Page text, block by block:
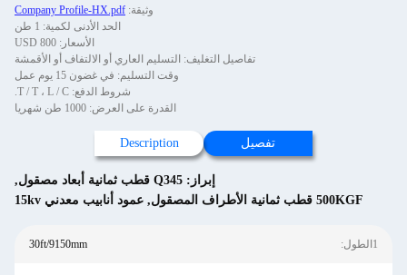
وثيقة: Company Profile-HX.pdf
الحد الأدنى لكمية: 1 طن
الأسعار: 800 USD
تفاصيل التغليف: التسليم العاري أو الالتفاف أو الأقمشة
وقت التسليم: في غضون 15 يوم عمل
شروط الدفع: T / T ، L / C.
القدرة على العرض: 1000 طن شهريا
تفصيل Description
إبراز: Q345 قطب ثمانية أبعاد مصقول
,
500KGF قطب ثمانية الأطراف المصقول
, عمود أنابيب معدني 15kv
1الطول: 30ft/9150mm